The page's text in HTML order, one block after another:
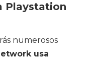
Playstation
numerosos
usa